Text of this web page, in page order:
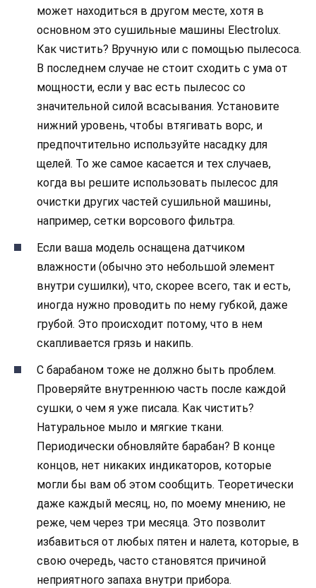
может находиться в другом месте, хотя в
основном это сушильные машины Electrolux.
Как чистить? Вручную или с помощью пылесоса.
В последнем случае не стоит сходить с ума от
мощности, если у вас есть пылесос со
значительной силой всасывания. Установите
нижний уровень, чтобы втягивать ворс, и
предпочтительно используйте насадку для
щелей. То же самое касается и тех случаев,
когда вы решите использовать пылесос для
очистки других частей сушильной машины,
например, сетки ворсового фильтра.
Если ваша модель оснащена датчиком
влажности (обычно это небольшой элемент
внутри сушилки), что, скорее всего, так и есть,
иногда нужно проводить по нему губкой, даже
грубой. Это происходит потому, что в нем
скапливается грязь и накипь.
С барабаном тоже не должно быть проблем.
Проверяйте внутреннюю часть после каждой
сушки, о чем я уже писала. Как чистить?
Натуральное мыло и мягкие ткани.
Периодически обновляйте барабан? В конце
концов, нет никаких индикаторов, которые
могли бы вам об этом сообщить. Теоретически
даже каждый месяц, но, по моему мнению, не
реже, чем через три месяца. Это позволит
избавиться от любых пятен и налета, которые, в
свою очередь, часто становятся причиной
неприятного запаха внутри прибора.